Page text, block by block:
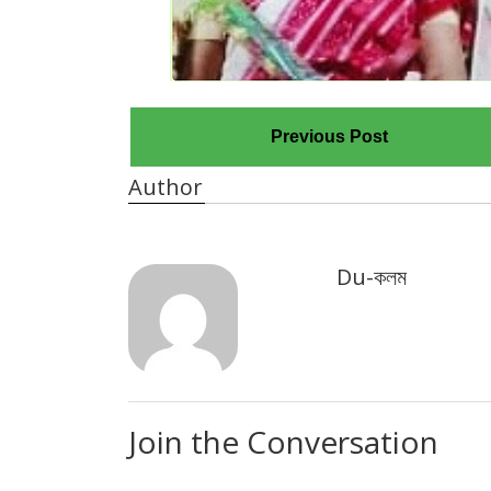
Previous Post
Author
Du-কলম
Join the Conversation